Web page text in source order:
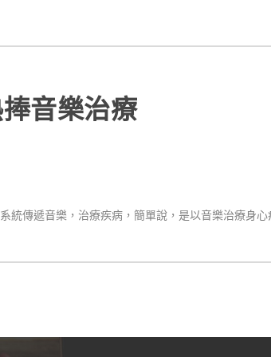
音樂治療
統傳遞音樂，治療疾病，簡單說，是以音樂治療身心